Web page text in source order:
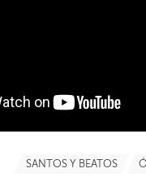
SANTOS Y BEATOS